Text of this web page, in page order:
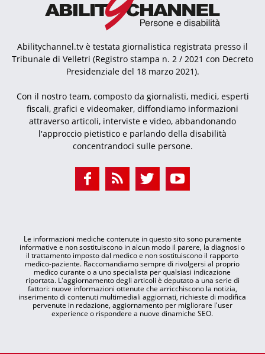
Abilitychannel.tv è testata giornalistica registrata presso il
Tribunale di Velletri (Registro stampa n. 2 / 2021 con Decreto
Presidenziale del 18 marzo 2021).
Con il nostro team, composto da giornalisti, medici, esperti
fiscali, grafici e videomaker, diffondiamo informazioni
attraverso articoli, interviste e video, abbandonando
l'approccio pietistico e parlando della disabilità
concentrandoci sulle persone.
Le informazioni mediche contenute in questo sito sono puramente
informative e non sostituiscono in alcun modo il parere, la diagnosi o
il trattamento imposto dal medico e non sostituiscono il rapporto
medico-paziente. Raccomandiamo sempre di rivolgersi al proprio
medico curante o a uno specialista per qualsiasi indicazione
riportata. L'aggiornamento degli articoli è deputato a una serie di
fattori: nuove informazioni ottenute che arricchiscono la notizia,
inserimento di contenuti multimediali aggiornati, richieste di modifica
pervenute in redazione, aggiornamento per migliorare l'user
experience o rispondere a nuove dinamiche SEO.